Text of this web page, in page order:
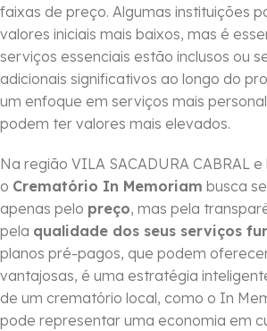
faixas de preço. Algumas instituições
valores iniciais mais baixos, mas é
serviços essenciais estão inclusos ou
adicionais significativos ao longo do
um enfoque em serviços mais
podem ter valores mais elevados.
Na região VILA SACADURA CABRAL
o Crematório In Memoriam busca
apenas pelo preço, mas pela
pela qualidade dos seus serviços
planos pré-pagos, que podem
vantajosas, é uma estratégia
de um crematório local, como o In
pode representar uma economia em